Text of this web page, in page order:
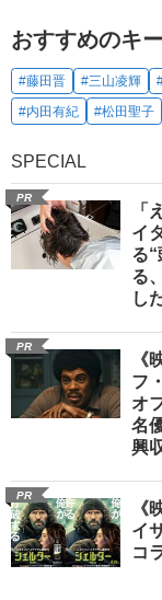
おすすめのキ
#藤田晋 #三山凌輝
#内田有紀
#松田聖子
SPECIAL
PR
「
イ
る
る
し
PR
《
フ
オ
名
興
PR
《
イ
コ